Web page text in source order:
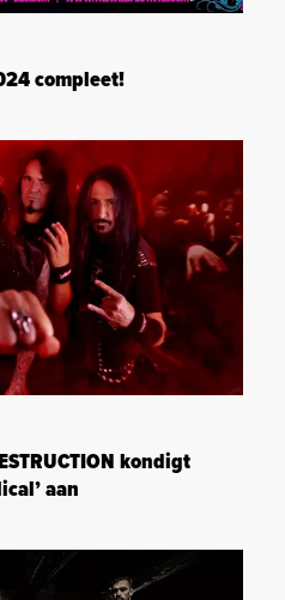
compleet!
kondigt
aan